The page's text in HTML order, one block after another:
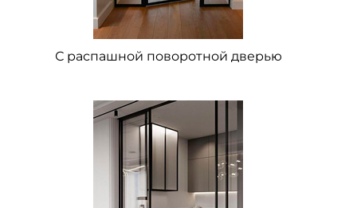
С распашной поворотной дверью